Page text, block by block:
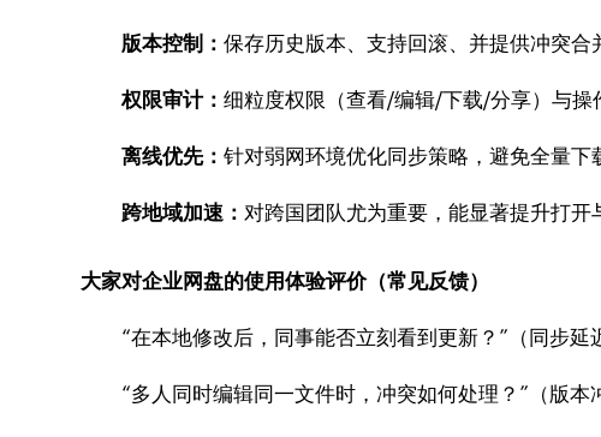
版本控制：保存历史版本、支持回滚、并提供冲突合
权限审计：细粒度权限（查看/编辑/下载/分享）与操
离线优先：针对弱网环境优化同步策略，避免全量下
跨地域加速：对跨国团队尤为重要，能显著提升打开
大家对企业网盘的使用体验评价（常见反馈）
“在本地修改后，同事能否立刻看到更新？”（同步延
“多人同时编辑同一文件时，冲突如何处理？”（版本